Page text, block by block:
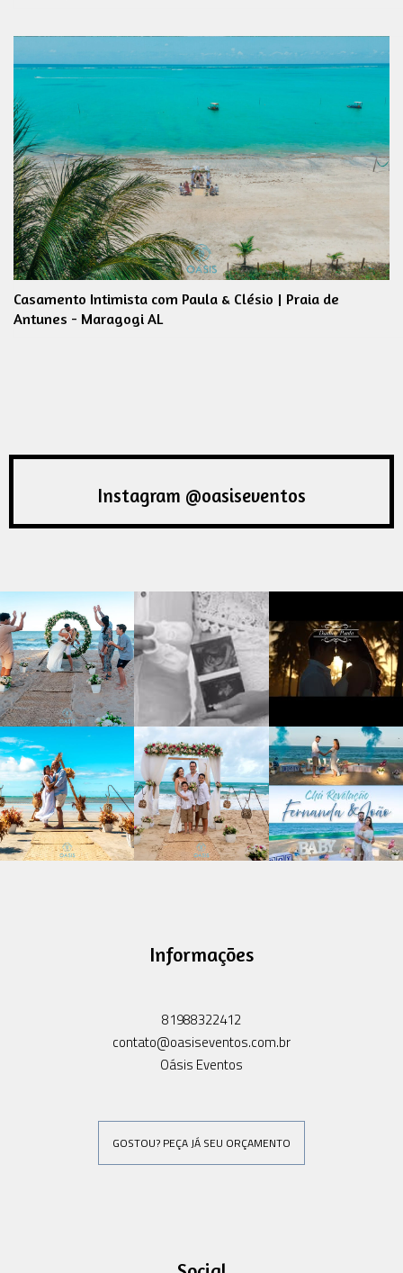
Casamento Intimista com Paula & Clésio | Praia de
Antunes - Maragogi AL
Instagram @oasiseventos
Informações
81988322412
contato@oasiseventos.com.br
Oásis Eventos
GOSTOU? PEÇA JÁ SEU ORÇAMENTO